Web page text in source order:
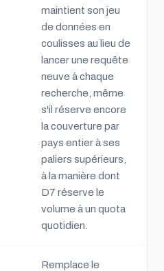
maintient son jeu
de données en
coulisses au lieu de
lancer une requête
neuve à chaque
recherche, même
s'il réserve encore
la couverture par
pays entier à ses
paliers supérieurs,
à la manière dont
D7 réserve le
volume à un quota
quotidien.
Remplace le